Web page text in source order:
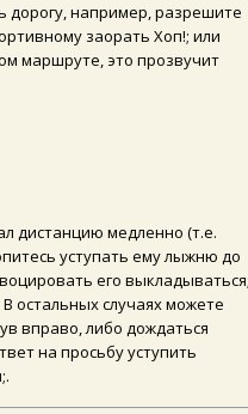
дорогу, например, разрешите
заорать Хоп!; или
маршруте, это прозвучит
дистанцию медленно (т.е.
уступать ему лыжню до
его
остальных случаях можете
вправо, либо дождаться
на просьбу уступить